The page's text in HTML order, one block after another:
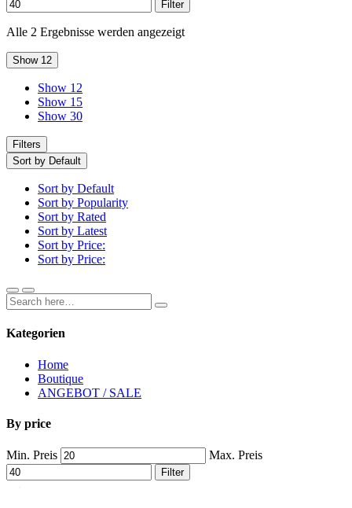
Filter
Alle 2 Ergebnisse werden angezeigt
Show 12
Show 12
Show 15
Show 30
Filters
Sort by Default
Sort by Default
Sort by Popularity
Sort by Rated
Sort by Latest
Sort by Price:
Sort by Price:
Kategorien
Home
Boutique
ANGEBOT / SALE
By price
Min. Preis Max. Preis
Filter